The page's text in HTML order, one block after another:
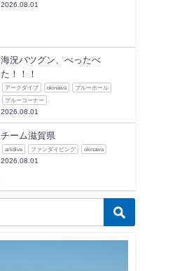
2026.08.01
海況バツグン、べったべ
た！！！
アークダイブ okinawa ブルーホール
ブルーコーナー
2026.08.01
チーム滋賀県
arkdive ファンダイビング okinawa
2026.08.01